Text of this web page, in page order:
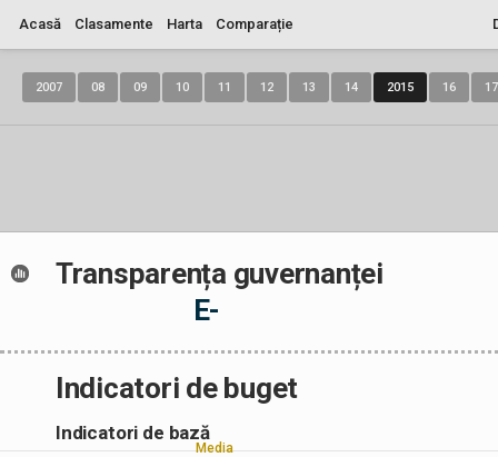
Acasă Clasamente Harta Comparație
2007 08 09 10 11 12 13 14 2015 16 17
Transparența guvernanței
E-
Indicatori de buget
Indicatori de bază
Media